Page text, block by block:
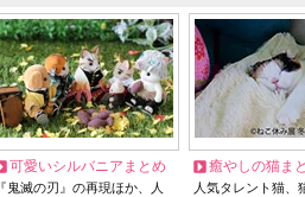
可愛いシルバニアまとめ
『鬼滅の刃』の再現ほか、人
癒やしの猫ま
人気タレント猫